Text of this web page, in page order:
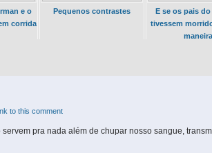
e o
corrida
Pequenos contrastes
E se os pais
tivessem
maneira
to this comment
pra nada além de chupar nosso sangue,